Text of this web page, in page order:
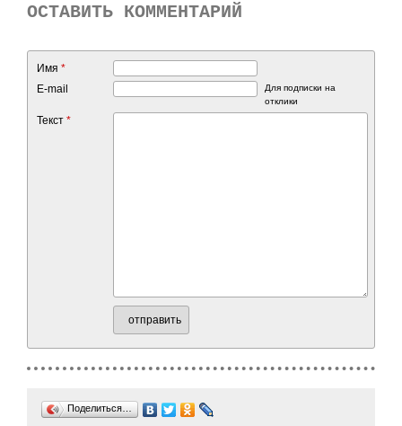
ОСТАВИТЬ КОММЕНТАРИЙ
Имя *
E-mail
Для подписки на
отклики
Текст *
отправить
Поделиться…